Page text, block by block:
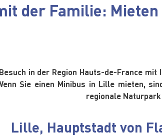
der Familie:
in der Region Hauts-de-France
Sie einen Minibus in Lille mieten,
regionale
Lille, Hauptstadt von